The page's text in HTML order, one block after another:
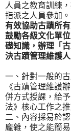
人員之教育訓練
指派之人員參加。
有效協助古蹟所
鼓勵各級文化單
礎知識，辦理「
決古蹟管理維護
一、針對一般的
《古蹟管理維護
併方式授課，給
法》核心工作之推
二、內容採易於
龐雜，使之能簡